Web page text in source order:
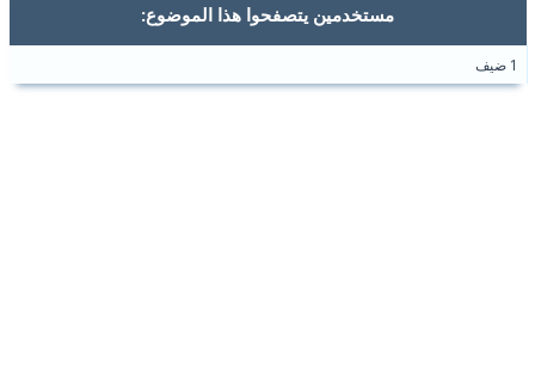
مستخدمين يتصفحوا هذا الموضوع: